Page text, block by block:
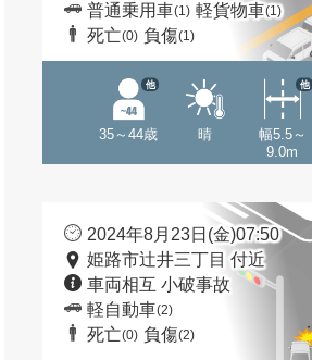
普通乗用車(1) 軽貨物車(1)
死亡(0) 負傷(1)
35～44歳
他
晴
幅5.5～
9.0m
他
2024年8月23日(金)07:50
姫路市辻井三丁目 付近
車両相互 小破事故
軽自動車(2)
死亡(0) 負傷(2)